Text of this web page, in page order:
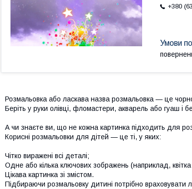
+380
Розмальовка або ласкава назва розмальовка — це
Беріть у руки олівці, фломастери, акварель або гуаш і
А чи знаєте ви, що не кожна картинка підходить для
Корисні розмальовки для дітей — це ті, у яких:
Чітко виражені всі деталі;
Одне або кілька ключових зображень (наприклад,
Цікава картинка зі змістом.
Підбираючи розмальовку дитині потрібно враховувати